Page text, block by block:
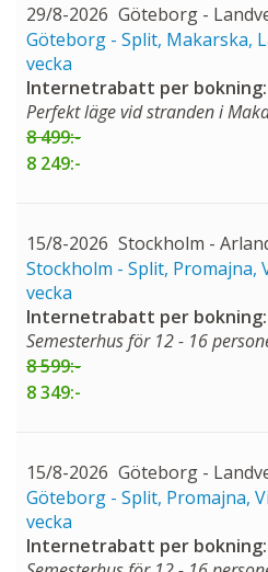
29/8-2026 Göteborg -
Göteborg - Split, Makarska,
vecka
Internetrabatt per bokning:
Perfekt läge vid stranden i
8 499:-
8 249:-
15/8-2026 Stockholm -
Stockholm - Split, Promajna,
vecka
Internetrabatt per bokning:
Semesterhus för 12 - 16
8 599:-
8 349:-
15/8-2026 Göteborg -
Göteborg - Split, Promajna,
vecka
Internetrabatt per bokning: